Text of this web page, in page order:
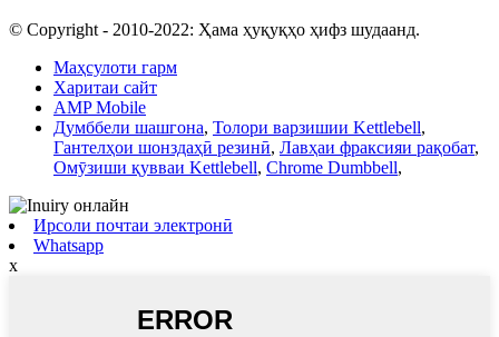
© Copyright - 2010-2022: Ҳама ҳуқуқҳо ҳифз шудаанд.
Маҳсулоти гарм
Харитаи сайт
AMP Mobile
Думббели шашгона, Толори варзишии Kettlebell,
Гантелҳои шонздаҳӣ резинӣ, Лавҳаи фраксияи рақобат,
Омӯзиши қувваи Kettlebell, Chrome Dumbbell,
Ирсоли почтаи электронӣ
Whatsapp
x